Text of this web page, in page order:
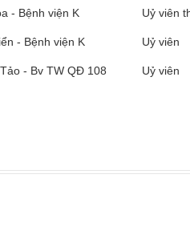
- Bệnh viện K Uỷ viên
- Bệnh viện K Uỷ viên
- Bv TW QĐ 108 Uỷ viên